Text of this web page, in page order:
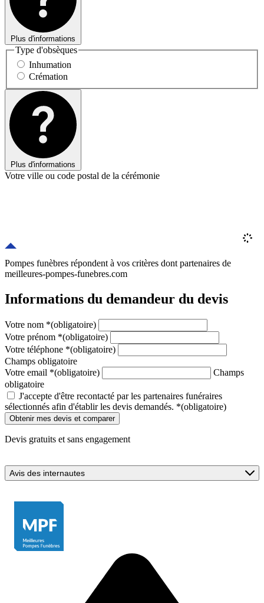
Plus d'informations
Type d'obsèques
Inhumation
Crémation
Plus d'informations
Votre ville ou code postal de la cérémonie
Pompes funèbres répondent à vos critères dont partenaires de
meilleures-pompes-funebres.com
Informations du demandeur du devis
Votre nom *(obligatoire)
Votre prénom *(obligatoire)
Votre téléphone *(obligatoire)
Champs obligatoire
Votre email *(obligatoire)
Champs
obligatoire
J'accepte d'être recontacté par les partenaires funéraires
sélectionnés afin d'établir les devis demandés. *(obligatoire)
Devis gratuits et sans engagement
Avis des internautes